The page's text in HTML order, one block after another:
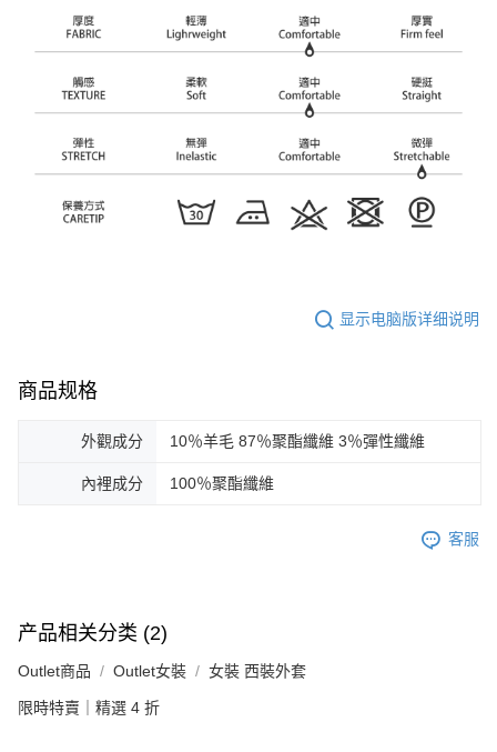
显示电脑版详细说明
商品规格
外觀成分 10％羊毛 87％聚酯纖維 3％彈性纖維
內裡成分 100％聚酯纖維
客服
产品相关分类 (2)
Outlet商品 Outlet女裝 女裝 西裝外套
限時特賣｜精選 4 折